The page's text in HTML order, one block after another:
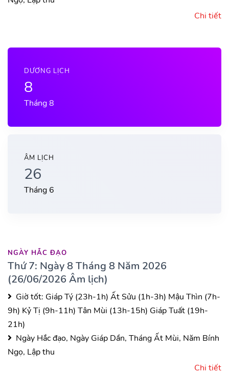
Chi tiết
DƯƠNG LỊCH
8
Tháng 8
ÂM LỊCH
26
Tháng 6
NGÀY HẮC ĐẠO
Thứ 7: Ngày 8 Tháng 8 Năm 2026
(26/06/2026 Âm lịch)
Giờ tốt: Giáp Tý (23h-1h) Ất Sửu (1h-3h) Mậu Thìn (7h-
9h) Kỷ Tị (9h-11h) Tân Mùi (13h-15h) Giáp Tuất (19h-
21h)
Ngày Hắc đạo, Ngày Giáp Dần, Tháng Ất Mùi, Năm Bính
Ngọ, Lập thu
Chi tiết